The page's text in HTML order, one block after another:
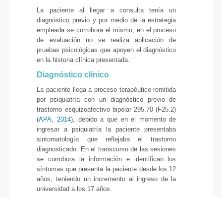
La paciente al llegar a consulta tenía un
diagnóstico previo y por medio de la estrategia
empleada se corrobora el mismo; en el proceso
de evaluación no se realiza aplicación de
pruebas psicológicas que apoyen el diagnóstico
en la historia clínica presentada.
Diagnóstico clínico
La paciente llega a proceso terapéutico remitida
por psiquiatría con un diagnóstico previo de
trastorno esquizoafectivo bipolar 295.70 (F25.2)
(APA, 2014), debido a que en el momento de
ingresar a psiquiatría la paciente presentaba
sintomatología que reflejaba el trastorno
diagnosticado. En el transcurso de las sesiones
se corrobora la información e identifican los
síntomas que presenta la paciente desde los 12
años, teniendo un incremento al ingreso de la
universidad a los 17 años.